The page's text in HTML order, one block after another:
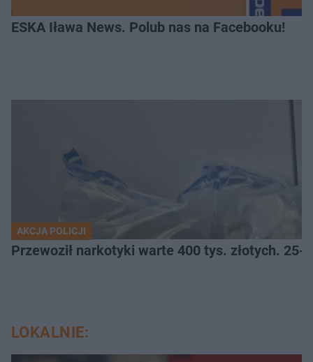
ESKA Iława News. Polub nas na Facebooku!
AKCJA POLICJI
Przewoził narkotyki warte 400 tys. złotych.
LOKALNIE: